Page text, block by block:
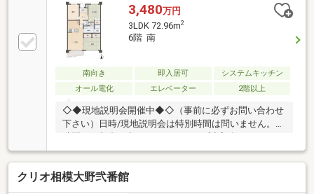
3,480万円
3LDK 72.96m2
6階 南
南向き 即入居可
システムキッチン
オール電化
エレベーター 2階以上
◇◆現地説明会開催中◆◇（事前に必ずお問い合わせ
下さい）日時/現地説明会は特別時間は問いません。お
気軽にお申し付け下さい。◇貴重なお時間の中で、ご
希望の情報をご案内します◇ お客様のご都合に合わせ
て、 短時間のご案内も可♪じっくりと沢山の物件情報
のご案内も可♪ ご都合に合わせたご紹介をします♪ ～
クリオ相模大野弐番館